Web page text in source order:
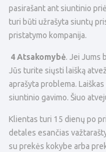
pasirašant ant siuntinio
turi būti užrašyta siuntų
pristatymo kompanija.
4 Atsakomybė. Jei Jums
Jūs turite siųsti laišką
aprašyta problema.
siuntinio gavimo. Šiuo
Klientas turi 15 dienų po
detales esančias
su prekės kokybe arba